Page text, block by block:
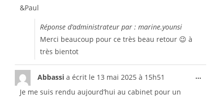
&Paul
Réponse d’administrateur par : marine.younsi
Merci beaucoup pour ce très beau retour 😉 à
très bientot
Abbassi a écrit le 13 mai 2025 à 15h51
Je me suis rendu aujourd’hui au cabinet pour un
...